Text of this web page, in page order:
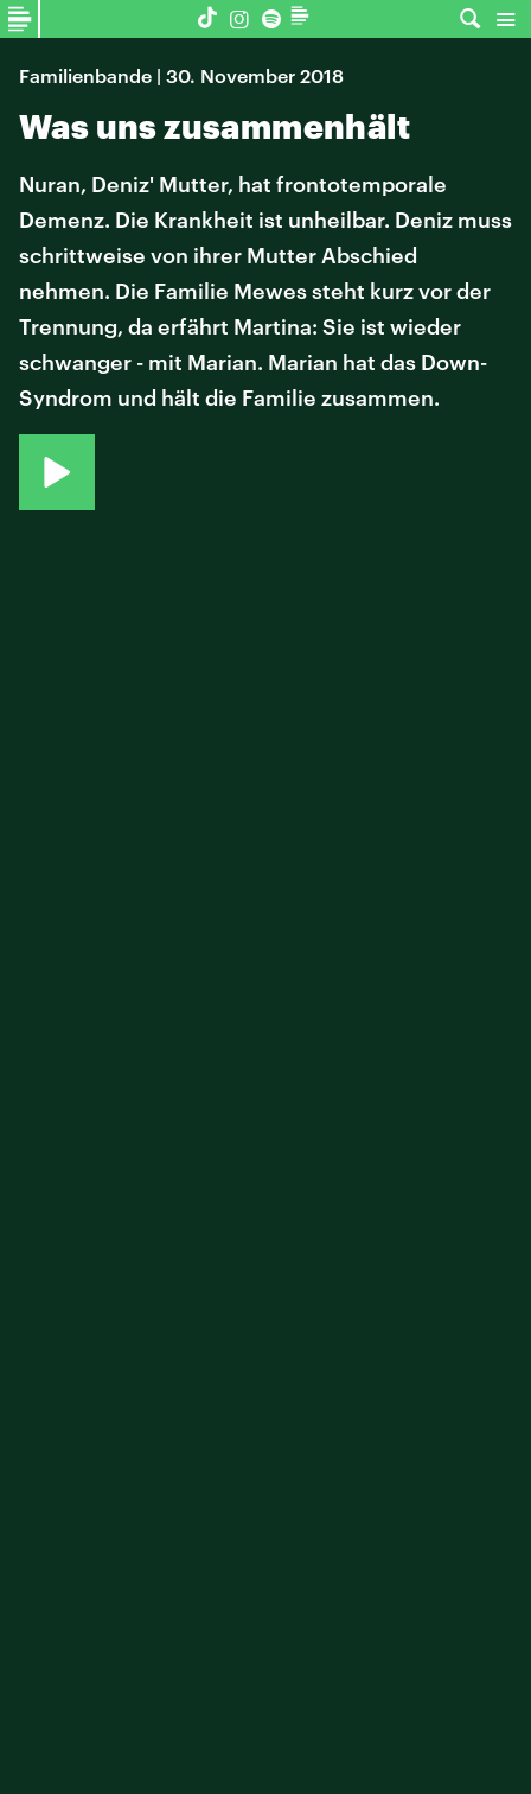
Familienbande | 30. November 2018
Was uns zusammenhält
Nuran, Deniz' Mutter, hat frontotemporale
Demenz. Die Krankheit ist unheilbar. Deniz muss
schrittweise von ihrer Mutter Abschied
nehmen. Die Familie Mewes steht kurz vor der
Trennung, da erfährt Martina: Sie ist wieder
schwanger - mit Marian. Marian hat das Down-
Syndrom und hält die Familie zusammen.